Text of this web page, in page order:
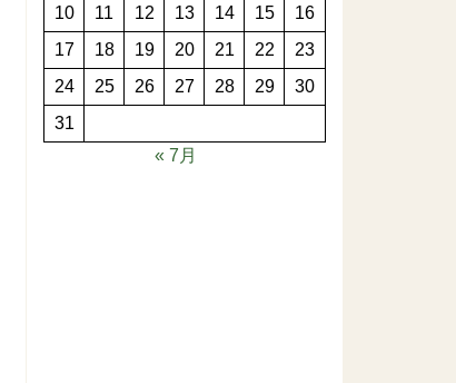
10
11 12 13 14 15
16
17
18 19 20 21 22
23
24
25 26 27 28 29
30
31
« 7月